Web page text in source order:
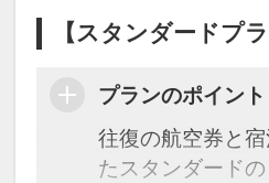
【スタンダードプ
プランのポイント
往復の航空券と
たスタンダード